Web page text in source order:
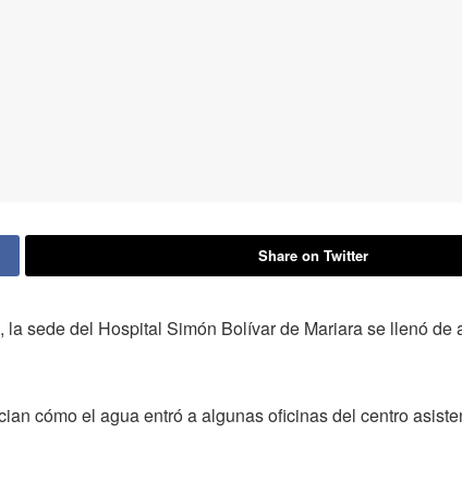
Share on Twitter
sede del Hospital Simón Bolívar de Mariara se llenó de
cómo el agua entró a algunas oficinas del centro